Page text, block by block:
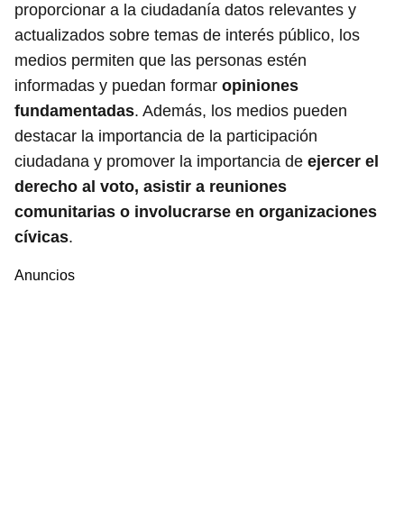
proporcionar a la ciudadanía datos relevantes y
actualizados sobre temas de interés público, los
medios permiten que las personas estén
informadas y puedan formar opiniones
fundamentadas. Además, los medios pueden
destacar la importancia de la participación
ciudadana y promover la importancia de ejercer el
derecho al voto, asistir a reuniones
comunitarias o involucrarse en organizaciones
cívicas.
Anuncios